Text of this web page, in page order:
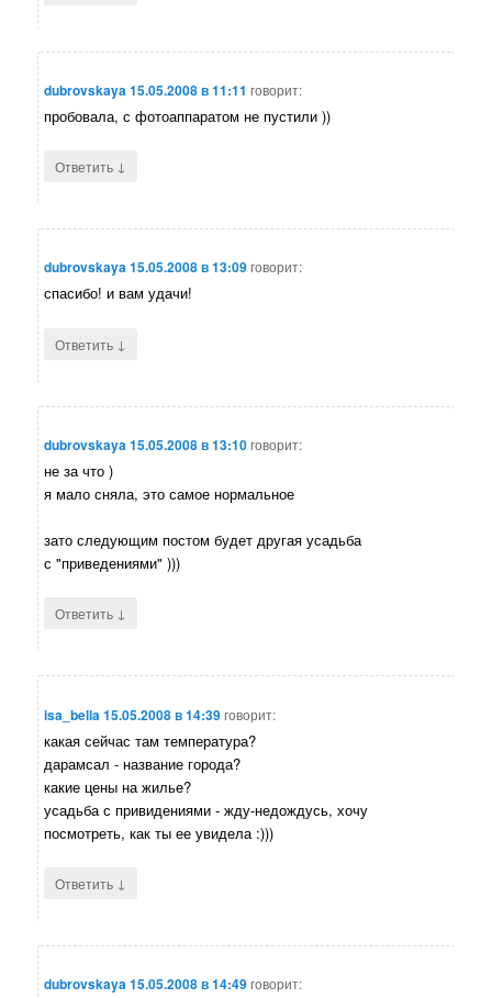
dubrovskaya15.05.2008 в 11:11 говорит:
пробовала, с фотоаппаратом не пустили ))
Ответить ↓
dubrovskaya15.05.2008 в 13:09говорит:
спасибо! и вам удачи!
Ответить ↓
dubrovskaya15.05.2008 в 13:10говорит:
не за что )
я мало сняла, это самое нормальное
зато следующим постом будет другая усадьба
с "приведениями" )))
Ответить ↓
isa_bella15.05.2008 в 14:39говорит:
какая сейчас там температура?
дарамсал - название города?
какие цены на жилье?
усадьба с привидениями - жду-недождусь, хочу
посмотреть, как ты ее увидела :)))
Ответить ↓
dubrovskaya15.05.2008 в 14:49говорит: